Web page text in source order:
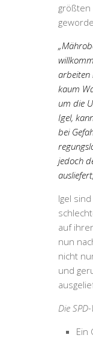
größten
arbeiten
kaum
um die
Igel,
bei
jedoch
Igel
auf
nun
nicht
und
Die
Ein